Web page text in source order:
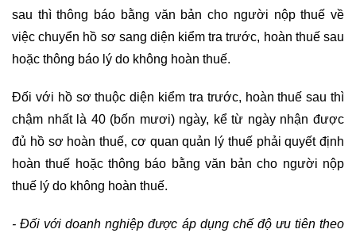
sau thì thông báo bằng văn bản cho người nộp thuế về
việc chuyển hồ sơ sang diện kiểm tra trước, hoàn thuế sau
hoặc thông báo lý do không hoàn thuế.
Đối với hồ sơ thuộc diện kiểm tra trước, hoàn thuế sau thì
chậm nhất là 40 (bốn mươi) ngày, kể từ ngày nhận được
đủ hồ sơ hoàn thuế, cơ quan quản lý thuế phải quyết định
hoàn thuế hoặc thông báo bằng văn bản cho người nộp
thuế lý do không hoàn thuế.
- Đối với doanh nghiệp được áp dụng chế độ ưu tiên theo